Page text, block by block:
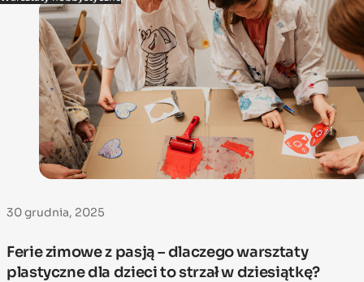
30 grudnia, 2025
Ferie zimowe z pasją – dlaczego warsztaty
plastyczne dla dzieci to strzał w dziesiątkę?